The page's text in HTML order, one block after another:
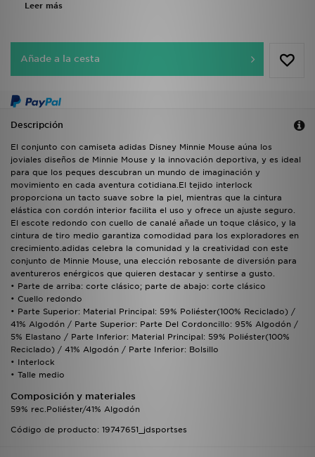
Leer más
Añade a la cesta
Descripción
El conjunto con camiseta adidas Disney Minnie Mouse aúna los
joviales diseños de Minnie Mouse y la innovación deportiva, y es ideal
para que los peques descubran un mundo de imaginación y
movimiento en cada aventura cotidiana.El tejido interlock
proporciona un tacto suave sobre la piel, mientras que la cintura
elástica con cordón interior facilita el uso y ofrece un ajuste seguro.
El escote redondo con cuello de canalé añade un toque clásico, y la
cintura de tiro medio garantiza comodidad para los exploradores en
crecimiento.adidas celebra la comunidad y la creatividad con este
conjunto de Minnie Mouse, una elección rebosante de diversión para
aventureros enérgicos que quieren destacar y sentirse a gusto.
• Parte de arriba: corte clásico; parte de abajo: corte clásico
• Cuello redondo
• Parte Superior: Material Principal: 59% Poliéster(100% Reciclado) /
41% Algodón / Parte Superior: Parte Del Cordoncillo: 95% Algodón /
5% Elastano / Parte Inferior: Material Principal: 59% Poliéster(100%
Reciclado) / 41% Algodón / Parte Inferior: Bolsillo
• Interlock
• Talle medio
Composición y materiales
59% rec.Poliéster/41% Algodón
Código de producto: 19747651_jdsportses